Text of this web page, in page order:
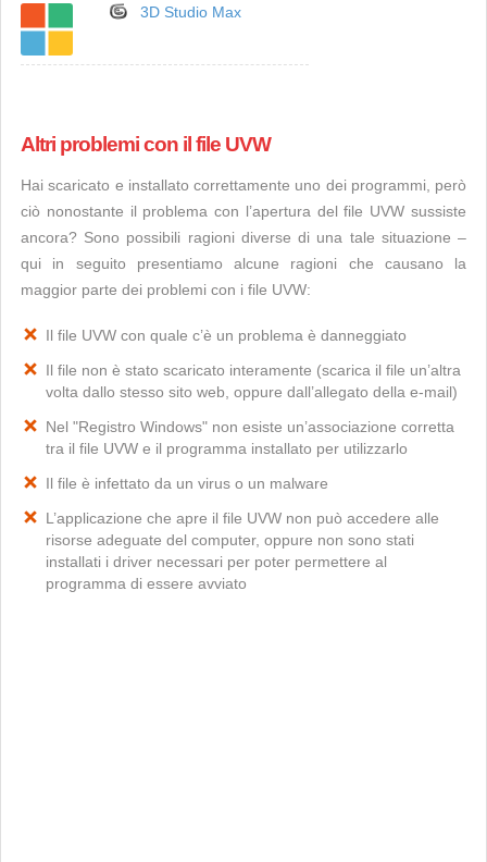
3D Studio Max
Altri problemi con il file UVW
Hai scaricato e installato correttamente uno dei programmi, però
ciò nonostante il problema con l’apertura del file UVW sussiste
ancora? Sono possibili ragioni diverse di una tale situazione –
qui in seguito presentiamo alcune ragioni che causano la
maggior parte dei problemi con i file UVW:
Il file UVW con quale c’è un problema è danneggiato
Il file non è stato scaricato interamente (scarica il file un’altra
volta dallo stesso sito web, oppure dall’allegato della e-mail)
Nel "Registro Windows" non esiste un’associazione corretta
tra il file UVW e il programma installato per utilizzarlo
Il file è infettato da un virus o un malware
L’applicazione che apre il file UVW non può accedere alle
risorse adeguate del computer, oppure non sono stati
installati i driver necessari per poter permettere al
programma di essere avviato